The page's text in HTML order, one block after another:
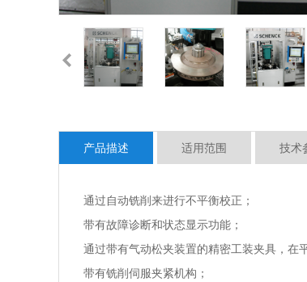
产品描述 适用范围 技术
通过自动铣削来进行不平衡校正；
带有故障诊断和状态显示功能；
通过带有气动松夹装置的精密工装夹具，在
带有铣削伺服夹紧机构；